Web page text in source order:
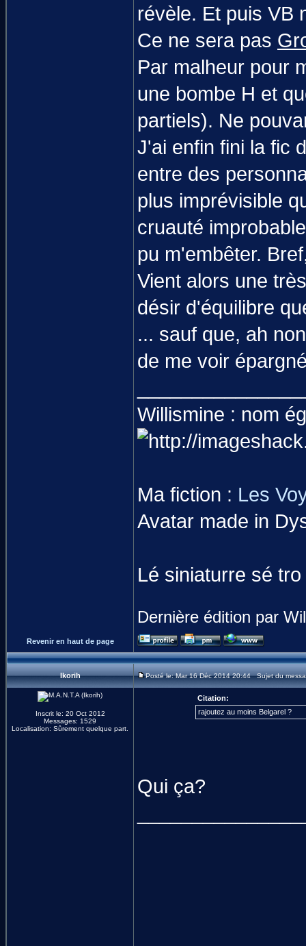
révèle. Et puis VB
Ce ne sera pas
Par malheur pour
une bombe H et
partiels). Ne
J'ai enfin fini la fic
entre des
plus imprévisible
cruauté
pu m'embêter.
Vient alors une
désir d'équilibre
... sauf que, ah
de me voir
Willismine : nom
Ma fiction : Les
Avatar made in
Lé siniaturre sé tro
Dernière édition par
Revenir en haut de page
Ikorih Posté le: Mar 16 Déc 2014 20:44 Sujet du
Inscrit le: 20 Oct 2012
Messages: 1529
Localisation: Sûrement quelque part.
Citation:
rajoutez au moins Belgarel ?
Qui ça?